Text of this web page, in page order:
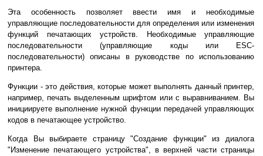
Эта особенность позволяет ввести имя и необходимые
управляющие последовательности для определения или изменения
функций печатающих устройств. Необходимые управляющие
последовательности (управляющие коды или ESC-
последовательности) описаны в руководстве по использованию
принтера.
Функции - это действия, которые может выполнять данный принтер,
например, печать выделенным шрифтом или с выравниванием. Вы
инициируете выполнение нужной функции передачей управляющих
кодов в печатающее устройство.
Когда Вы выбираете страницу "Создание функции" из диалога
"Изменение печатающего устройства", в верхней части страницы